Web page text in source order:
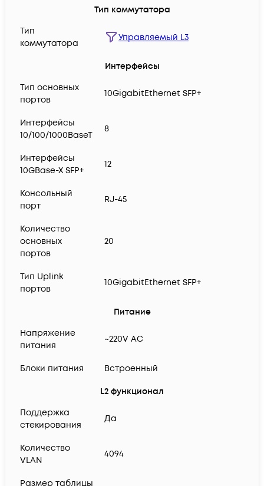
Тип коммутатора
Тип
коммутатора
Управляемый L3
Интерфейсы
Тип основных
портов
10GigabitEthernet SFP+
Интерфейсы
10/100/1000BaseT
8
Интерфейсы
10GBase-X SFP+
12
Консольный
порт
RJ-45
Количество
основных
портов
20
Тип Uplink
портов
10GigabitEthernet SFP+
Питание
Напряжение
питания
~220V AC
Блоки питания Встроенный
L2 функционал
Поддержка
стекирования
Да
Количество
VLAN
4094
Размер таблицы